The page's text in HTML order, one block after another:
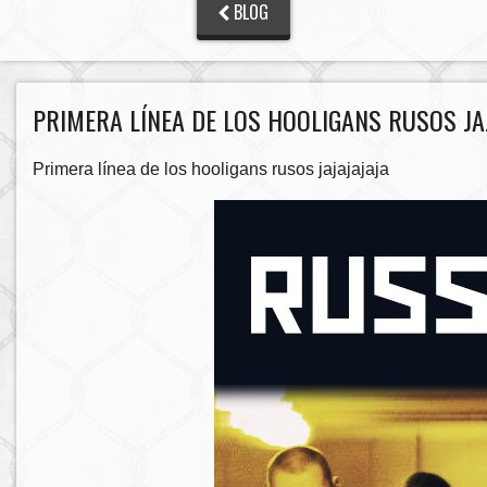
BLOG
PRIMERA LÍNEA DE LOS HOOLIGANS RUSOS
Primera línea de los hooligans rusos jajajajaja